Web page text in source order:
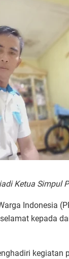
Ketua Simpul
Indonesia
kepada
kegiatan